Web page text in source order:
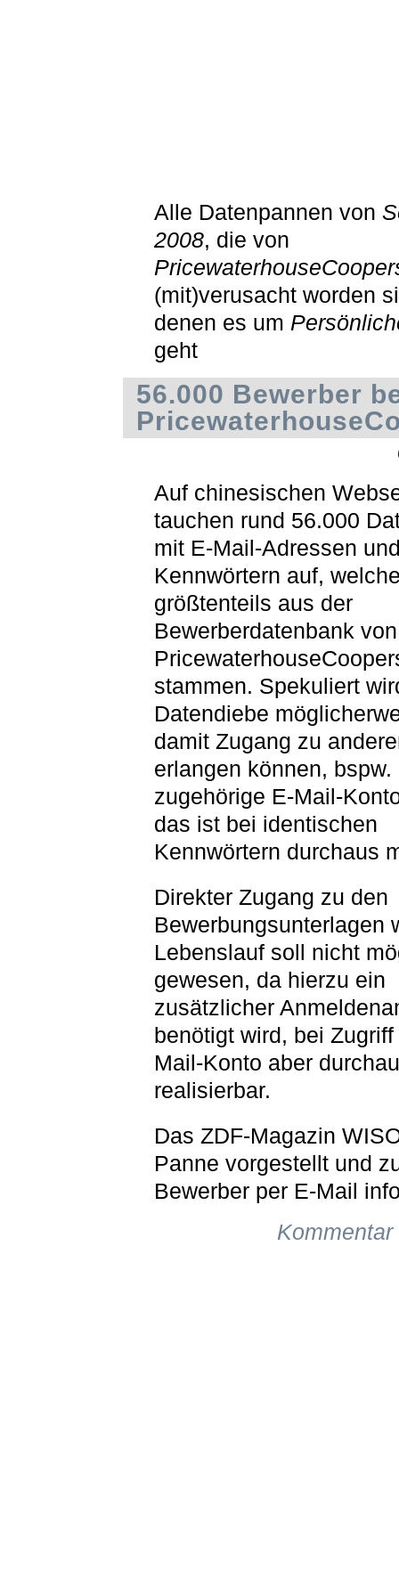
Alle Datenpannen von
2008, die von
(mit)verusacht worden
denen es um
geht
56.000 Bewerber
Auf chinesischen
tauchen rund 56.000
mit E-Mail-Adressen
Kennwörtern auf,
größtenteils aus der
Bewerberdatenbank von
stammen. Spekuliert
Datendiebe
damit Zugang zu
erlangen können, bspw.
zugehörige E-Mail-
das ist bei identischen
Kennwörtern durchaus
Direkter Zugang zu den
Bewerbungsunterlagen
Lebenslauf soll nicht
gewesen, da hierzu ein
zusätzlicher
benötigt wird, bei
Mail-Konto aber
realisierbar.
Das ZDF-Magazin
Panne vorgestellt und
Bewerber per E-Mail